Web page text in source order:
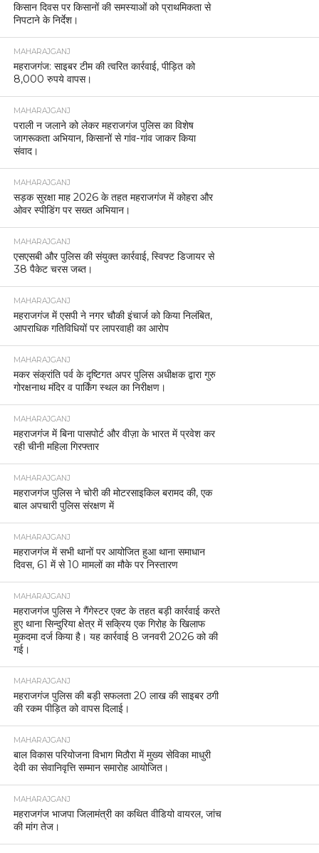
किसान दिवस पर किसानों की समस्याओं को प्राथमिकता से
निपटाने के निर्देश।
MAHARAJGANJ
महराजगंज: साइबर टीम की त्वरित कार्रवाई, पीड़ित को
8,000 रुपये वापस।
MAHARAJGANJ
पराली न जलाने को लेकर महराजगंज पुलिस का विशेष
जागरूकता अभियान, किसानों से गांव-गांव जाकर किया
संवाद।
MAHARAJGANJ
सड़क सुरक्षा माह 2026 के तहत महराजगंज में कोहरा और
ओवर स्पीडिंग पर सख्त अभियान।
MAHARAJGANJ
एसएसबी और पुलिस की संयुक्त कार्रवाई, स्विफ्ट डिजायर से
38 पैकेट चरस जब्त।
MAHARAJGANJ
महराजगंज में एसपी ने नगर चौकी इंचार्ज को किया निलंबित,
आपराधिक गतिविधियों पर लापरवाही का आरोप
MAHARAJGANJ
मकर संक्रांति पर्व के दृष्टिगत अपर पुलिस अधीक्षक द्वारा गुरु
गोरक्षनाथ मंदिर व पार्किंग स्थल का निरीक्षण।
MAHARAJGANJ
महराजगंज में बिना पासपोर्ट और वीज़ा के भारत में प्रवेश कर
रही चीनी महिला गिरफ्तार
MAHARAJGANJ
महराजगंज पुलिस ने चोरी की मोटरसाइकिल बरामद की, एक
बाल अपचारी पुलिस संरक्षण में
MAHARAJGANJ
महराजगंज में सभी थानों पर आयोजित हुआ थाना समाधान
दिवस, 61 में से 10 मामलों का मौके पर निस्तारण
MAHARAJGANJ
महराजगंज पुलिस ने गैंगेस्टर एक्ट के तहत बड़ी कार्रवाई करते
हुए थाना सिन्दुरिया क्षेत्र में सक्रिय एक गिरोह के खिलाफ
मुकदमा दर्ज किया है। यह कार्रवाई 8 जनवरी 2026 को की
गई।
MAHARAJGANJ
महराजगंज पुलिस की बड़ी सफलता 20 लाख की साइबर ठगी
की रकम पीड़ित को वापस दिलाई।
MAHARAJGANJ
बाल विकास परियोजना विभाग मिठौरा में मुख्य सेविका माधुरी
देवी का सेवानिवृत्ति सम्मान समारोह आयोजित।
MAHARAJGANJ
महराजगंज भाजपा जिलामंत्री का कथित वीडियो वायरल, जांच
की मांग तेज।